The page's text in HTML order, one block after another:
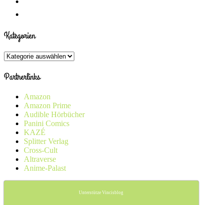
Kategorien
Kategorien
Partnerlinks
Amazon
Amazon Prime
Audible Hörbücher
Panini Comics
KAZÉ
Splitter Verlag
Cross-Cult
Altraverse
Anime-Palast
Unterstütze Vincisblog